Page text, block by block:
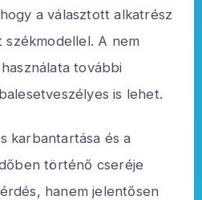
a választott alkatrész
székmodellel. A nem
további
is lehet.
karbantartása és a
történő cseréje
hanem jelentősen